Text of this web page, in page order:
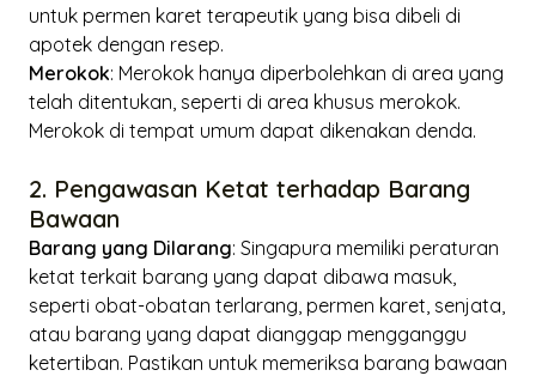
untuk permen karet terapeutik yang bisa dibeli di
apotek dengan resep.
Merokok: Merokok hanya diperbolehkan di area yang
telah ditentukan, seperti di area khusus merokok.
Merokok di tempat umum dapat dikenakan denda.
2. Pengawasan Ketat terhadap Barang
Bawaan
Barang yang Dilarang: Singapura memiliki peraturan
ketat terkait barang yang dapat dibawa masuk,
seperti obat-obatan terlarang, permen karet, senjata,
atau barang yang dapat dianggap mengganggu
ketertiban. Pastikan untuk memeriksa barang bawaan